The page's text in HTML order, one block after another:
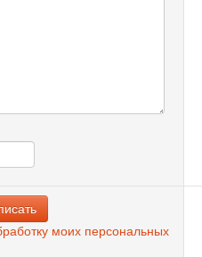
моих персональных